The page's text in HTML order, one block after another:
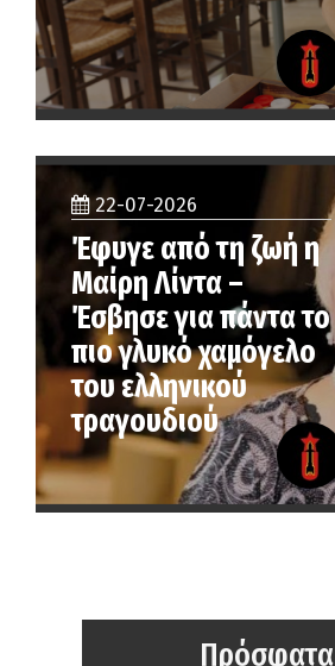
22-07-2026
Έφυγε από τη ζωή η
Μαίρη Λίντα –
Έσβησε για πάντα το
πιο γλυκό χαμόγελο
του ελληνικού
τραγουδιού
Πρόσφατα